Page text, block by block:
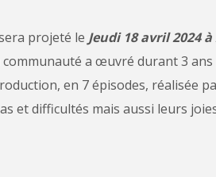
projeté le Jeudi 18 avril 2024à
a œuvré durant 3
en 7 épisodes, réalisée
et difficultés mais aussi leurs